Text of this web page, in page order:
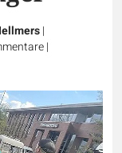
|
|